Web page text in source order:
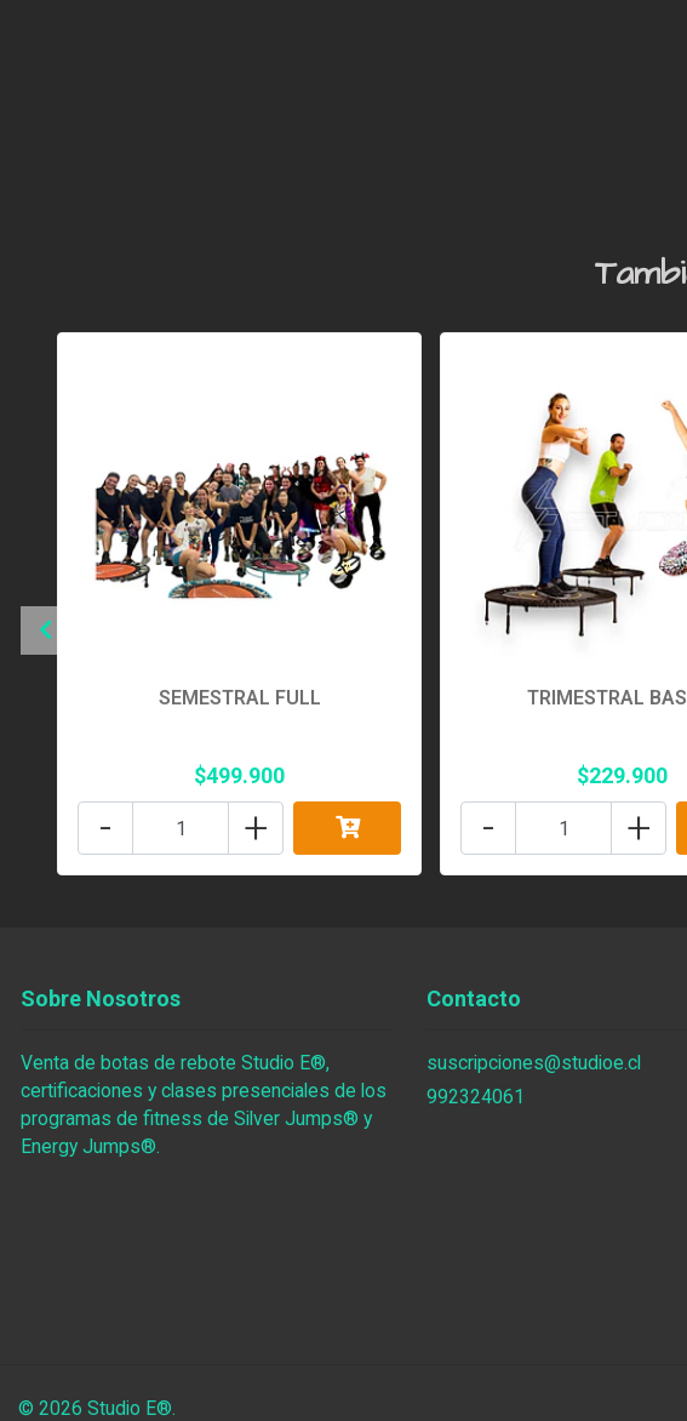
SEMESTRAL FULL
$499.900
+
-
TRIMESTRAL
$229.900
+
-
Sobre Nosotros
Venta de botas de rebote Studio E®,
certificaciones y clases presenciales de los
programas de fitness de Silver Jumps® y
Energy Jumps®.
Contacto
suscripciones@studioe.cl
992324061
© 2026 Studio E®.